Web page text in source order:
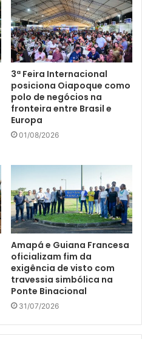
3ª Feira Internacional
posiciona Oiapoque como
polo de negócios na
fronteira entre Brasil e
Europa
01/08/2026
Amapá e Guiana Francesa
oficializam fim da
exigência de visto com
travessia simbólica na
Ponte Binacional
31/07/2026